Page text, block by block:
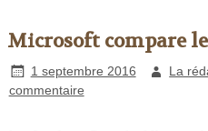
Microsoft compare
1 septembre 2016 La
commentaire